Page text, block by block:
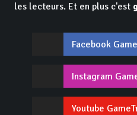
les lecteurs. Et en plus c'est
Facebook
Instagram
Youtube